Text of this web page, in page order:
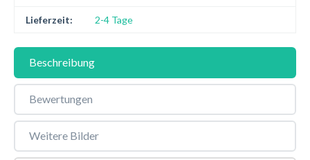
Lieferzeit: 2-4 Tage
Beschreibung
Bewertungen
Weitere Bilder